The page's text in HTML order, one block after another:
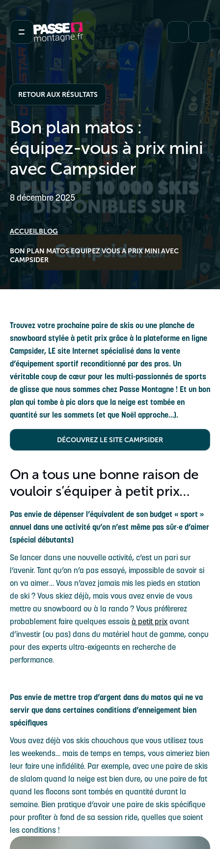
RETOUR AUX RÉSULTATS
Bon plan matos :
équipez-vous à prix mini
avec Campsider
8 décembre 2025
ACCUEILBLOG
BON PLAN MATOS EQUIPEZ VOUS A PRIX MINI AVEC
CAMPSIDER
Trouvez votre prochaine paire de skis ou une planche de
snowboard stylée à petit prix grâce à la plateforme en ligne
Campsider, LE site Internet spécialisé dans la vente
d’équipement sportif reconditionné par des pros. Un
véritable coup de cœur pour les multi-passionnés de sports
de glisse que nous sommes chez Passe Montagne ! Et un bon
plan qui tombe à pic alors que la neige est tombée en
quantité sur les sommets (et que Noël approche…).
DÉCOUVREZ LE SITE CAMPSIDER
On a tous une bonne raison de
vouloir s’équiper à petit prix…
Pas envie de dépenser l’équivalent de son budget « sport »
annuel dans une activité qu’on n’est même pas sûr·e d’aimer
(spécial débutants)
Se lancer dans une nouvelle activité, c’est un pari sur
l’avenir. Tant qu’on n’a pas essayé, impossible de savoir si
on va aimer… Vous n’avez jamais mis les pieds en station
de ski ? Vous skiez déjà, mais vous avez envie de vous
mettre au snowboard ou à la rando ? Vous préfèrerez
probablement faire quelques essais à petit prix avant
d’investir (ou pas) dans du matériel haut de gamme, conçu
pour des experts ultra-exigeants en recherche de
performance.
Pas envie de mettre trop d’argent dans du matos qui ne va
servir que dans certaines conditions d’enneigement bien
spécifiques
Vous avez déjà vos skis chouchous que vous utilisez tous
les weekends… mais de temps en temps, vous aimeriez bien
leur faire une infidélité. Par exemple, avec une paire de skis
de slalom quand la neige est bien dure, ou une paire de fat
quand les flocons sont tombés en quantité durant la
semaine. Bien pratique d’avoir une paire de skis spécifique
pour profiter à fond de sa session ride, quelles que soient
les conditions !